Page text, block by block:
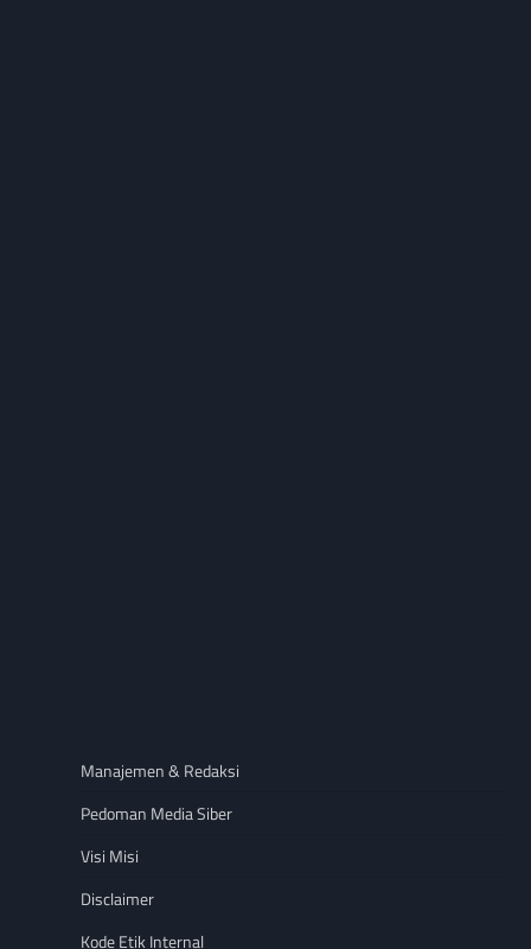
Manajemen & Redaksi
Pedoman Media Siber
Visi Misi
Disclaimer
Kode Etik Internal